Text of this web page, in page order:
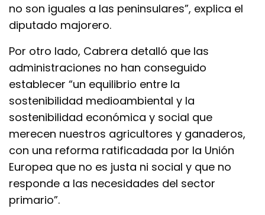
no son iguales a las peninsulares”, explica el
diputado majorero.
Por otro lado, Cabrera detalló que las
administraciones no han conseguido
establecer “un equilibrio entre la
sostenibilidad medioambiental y la
sostenibilidad económica y social que
merecen nuestros agricultores y ganaderos,
con una reforma ratificadada por la Unión
Europea que no es justa ni social y que no
responde a las necesidades del sector
primario”.